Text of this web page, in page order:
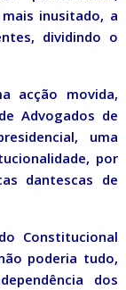
inusitado, a
dividindo o
acção movida,
Advogados de
uma
por
dantescas de
Constitucional
poderia tudo,
dos